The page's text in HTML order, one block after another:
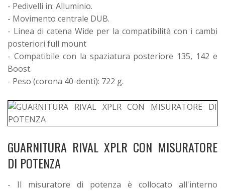
- Pedivelli in: Alluminio.
- Movimento centrale DUB.
- Linea di catena Wide per la compatibilità con i cambi
posteriori full mount
- Compatibile con la spaziatura posteriore 135, 142 e
Boost.
- Peso (corona 40-denti): 722 g.
GUARNITURA RIVAL XPLR CON MISURATORE
DI POTENZA
- Il misuratore di potenza è collocato all'interno